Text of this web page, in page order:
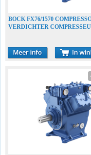
BOCK FX76/1570
VERDICHTER